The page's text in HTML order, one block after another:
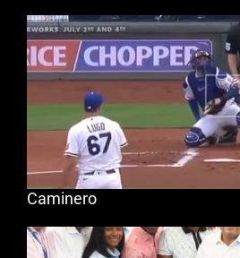
Caminero